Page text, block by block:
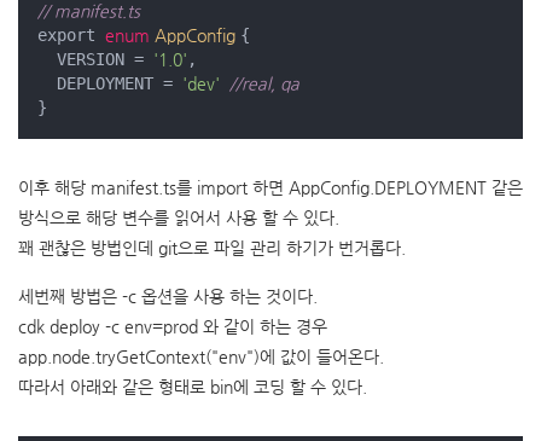
// manifest.ts
export enum AppConfig {
  VERSION =
'1.0' ,
  DEPLOYMENT =
'dev'
//real, qa
}
이후 해당 manifest.ts를 import 하면 AppConfig.DEPLOYMENT 같은
방식으로 해당 변수를 읽어서 사용 할 수 있다.
꽤 괜찮은 방법인데 git으로 파일 관리 하기가 번거롭다.
세번째 방법은 -c 옵션을 사용 하는 것이다.
cdk deploy -c env=prod 와 같이 하는 경우
app.node.tryGetContext("env")에 값이 들어온다.
따라서 아래와 같은 형태로 bin에 코딩 할 수 있다.